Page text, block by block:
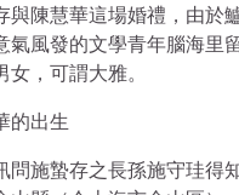
與陳慧華這場婚禮，由於
氣風發的文學青年腦海里
，可謂大雅。
的出生
問施蟄存之長孫施守珪得